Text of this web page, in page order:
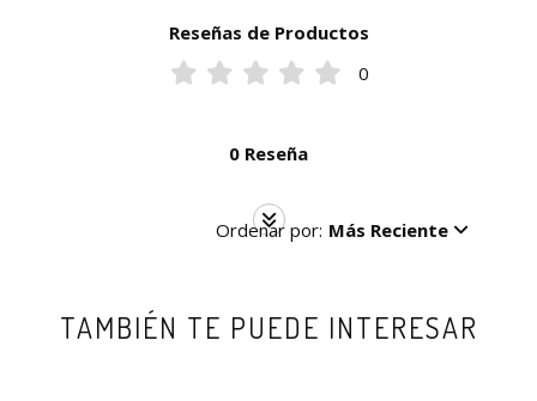
Reseñas de Productos
0
0 Reseña
Ordenar por: Más Reciente
TAMBIÉN TE PUEDE INTERESAR